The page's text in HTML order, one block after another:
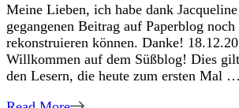
im
Hause
Süßblog
–
Honigkuchentörtchen
Meine Lieben, ich habe dank
gegangenen Beitrag auf Paperblog
rekonstruieren können. Danke!
Willkommen auf dem Süßblog! Dies
den Lesern, die heute zum ersten Mal …